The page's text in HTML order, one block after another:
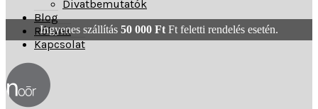
Divatbemutatók
Blog
Rólunk
Kapcsolat
Ingyenes szállítás 50 000 Ft Ft feletti rendelés esetén.